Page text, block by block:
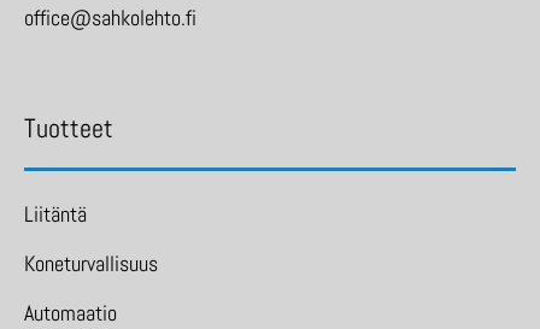
office@sahkolehto.fi
Tuotteet
Liitäntä
Koneturvallisuus
Automaatio